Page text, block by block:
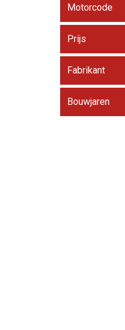
Motorcode
Prijs
Fabrikant
Bouwjaren